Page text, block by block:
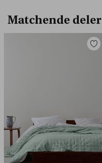
Matchende deler
Legg